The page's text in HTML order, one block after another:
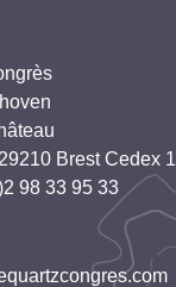
Brest Cedex 1
98 33 95 33